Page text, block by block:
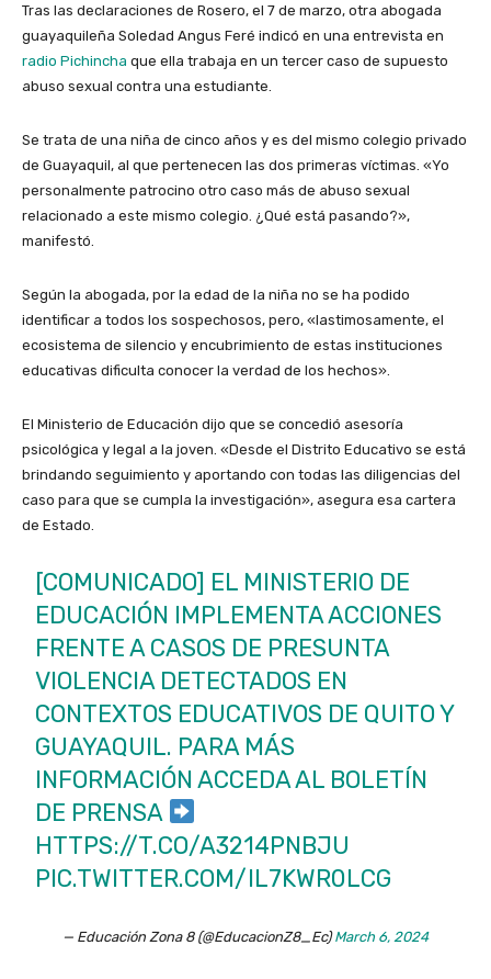
Tras las declaraciones de Rosero, el 7 de marzo, otra abogada
guayaquileña Soledad Angus Feré indicó en una entrevista en
radio Pichincha que ella trabaja en un tercer caso de supuesto
abuso sexual contra una estudiante.
Se trata de una niña de cinco años y es del mismo colegio privado
de Guayaquil, al que pertenecen las dos primeras víctimas. «Yo
personalmente patrocino otro caso más de abuso sexual
relacionado a este mismo colegio. ¿Qué está pasando?»,
manifestó.
Según la abogada, por la edad de la niña no se ha podido
identificar a todos los sospechosos, pero, «lastimosamente, el
ecosistema de silencio y encubrimiento de estas instituciones
educativas dificulta conocer la verdad de los hechos».
El Ministerio de Educación dijo que se concedió asesoría
psicológica y legal a la joven. «Desde el Distrito Educativo se está
brindando seguimiento y aportando con todas las diligencias del
caso para que se cumpla la investigación», asegura esa cartera
de Estado.
[COMUNICADO] EL MINISTERIO DE
EDUCACIÓN IMPLEMENTA ACCIONES
FRENTE A CASOS DE PRESUNTA
VIOLENCIA DETECTADOS EN
CONTEXTOS EDUCATIVOS DE QUITO Y
GUAYAQUIL. PARA MÁS
INFORMACIÓN ACCEDA AL BOLETÍN
DE PRENSA
HTTPS://T.CO/A3214PNBJU
PIC.TWITTER.COM/IL7KWR0LCG
— Educación Zona 8 (@EducacionZ8_Ec)March 6, 2024